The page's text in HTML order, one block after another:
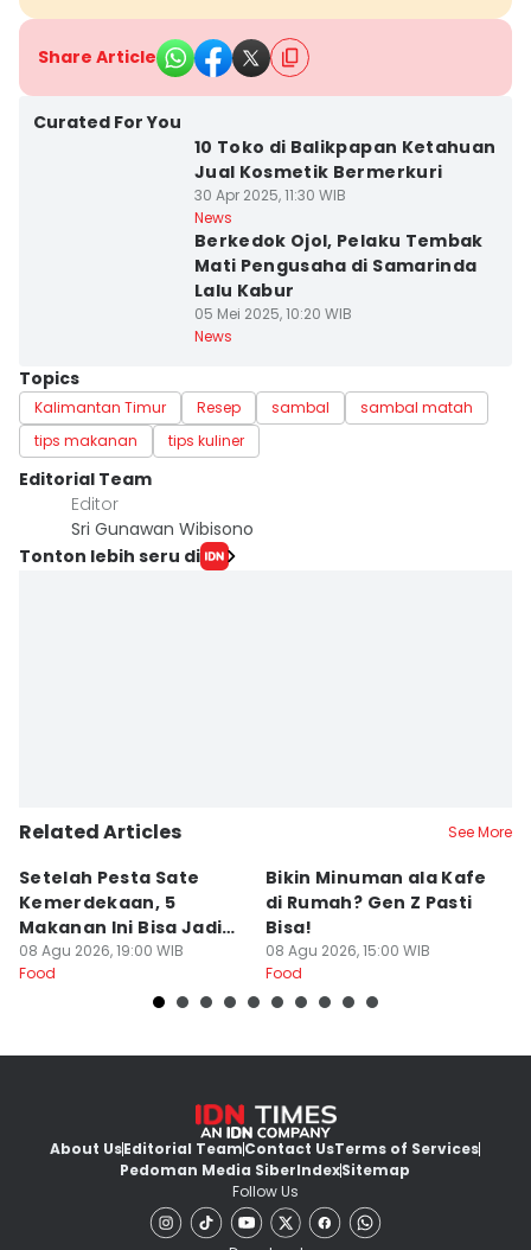
Share Article
Curated For You
10 Toko di Balikpapan Ketahuan
Jual Kosmetik Bermerkuri
30 Apr 2025, 11:30 WIB
News
Berkedok Ojol, Pelaku Tembak
Mati Pengusaha di Samarinda
Lalu Kabur
05 Mei 2025, 10:20 WIB
News
Topics
Kalimantan Timur Resep sambal
sambal matah
tips makanan
tips kuliner
Editorial Team
Editor
Sri Gunawan Wibisono
Tonton lebih seru di
Related Articles See More
Setelah Pesta Sate
Kemerdekaan, 5
Makanan Ini Bisa Jadi
Penyelamat Lidah
08 Agu 2026, 19:00 WIB
Food
Bikin Minuman ala Kafe
di Rumah? Gen Z Pasti
Bisa!
08 Agu 2026, 15:00 WIB
Food
About UsEditorial TeamContact UsTerms of Services
Pedoman Media SiberIndexSitemap
Follow Us